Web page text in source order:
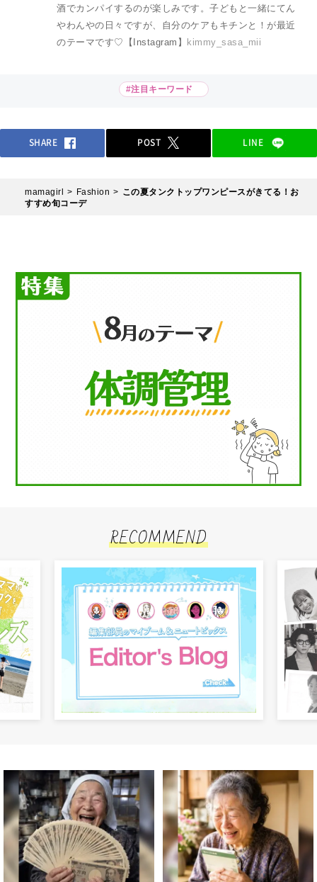
酒でカンパイするのが楽しみです。子どもと一緒にてん
やわんやの日々ですが、自分のケアもキチンと！が最近
のテーマです♡【Instagram】
kimmy_sasa_mii
#注目キーワード
SHARE POST LINE
mamagirl Fashion
この夏タンクトップワンピースがきてる！お
すすめ旬コーデ
RECOMMEND